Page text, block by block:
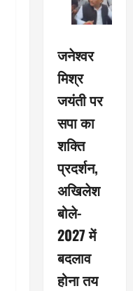
जनेश्वर
मिश्र
जयंती पर
सपा का
शक्ति
प्रदर्शन,
अखिलेश
बोले-
2027 में
बदलाव
होना तय